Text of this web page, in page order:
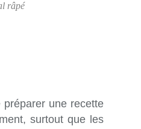
râpé
une recette
surtout que les